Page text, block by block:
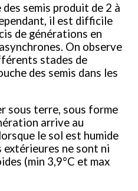
des semis produit de 2 à
il est difficile
de générations en
On observe
stades de
des semis dans les
sous terre, sous forme
arrive au
le sol est humide
ne sont ni
(min 3,9°C et max